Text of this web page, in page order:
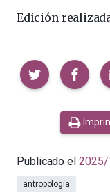
Edición
Compartir
Publicado el
antropología